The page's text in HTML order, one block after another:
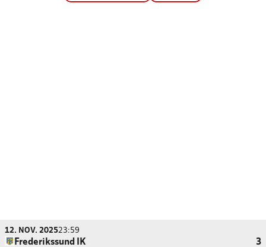
12. NOV. 202523:59
Frederikssund IK
3